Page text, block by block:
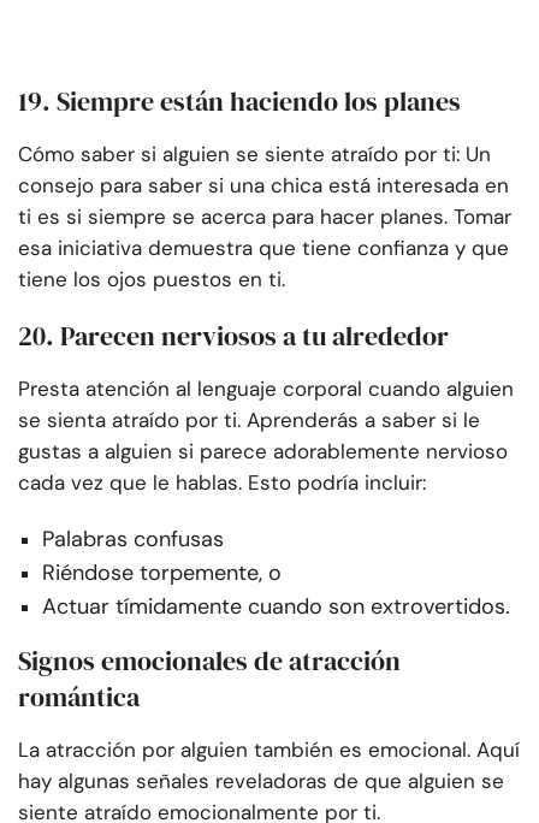
19. Siempre están haciendo los planes
Cómo saber si alguien se siente atraído por ti: Un
consejo para saber si una chica está interesada en
ti es si siempre se acerca para hacer planes. Tomar
esa iniciativa demuestra que tiene confianza y que
tiene los ojos puestos en ti.
20. Parecen nerviosos a tu alrededor
Presta atención al lenguaje corporal cuando alguien
se sienta atraído por ti. Aprenderás a saber si le
gustas a alguien si parece adorablemente nervioso
cada vez que le hablas. Esto podría incluir:
Palabras confusas
Riéndose torpemente, o
Actuar tímidamente cuando son extrovertidos.
Signos emocionales de atracción
romántica
La atracción por alguien también es emocional. Aquí
hay algunas señales reveladoras de que alguien se
siente atraído emocionalmente por ti.